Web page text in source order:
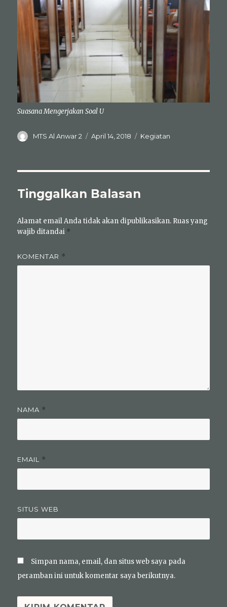
Suasana Mengerjakan Soal U
Author
MTS Al Anwar 2
Posted
April 14, 2018 Categories
Kegiatan
Tinggalkan Balasan
Alamat email Anda tidak akan dipublikasikan. Ruas yang
wajib ditandai *
KOMENTAR *
NAMA *
EMAIL *
SITUS WEB
Simpan nama, email, dan situs web saya pada
peramban ini untuk komentar saya berikutnya.